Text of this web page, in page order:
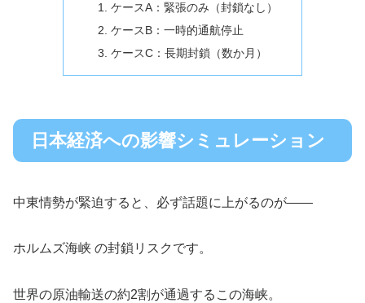
ケースA：緊張のみ（封鎖なし）
ケースB：一時的通航停止
ケースC：長期封鎖（数か月）
日本経済への影響シミュレーション
中東情勢が緊迫すると、必ず話題に上がるのが――
ホルムズ海峡 の封鎖リスクです。
世界の原油輸送の約2割が通過するこの海峡。